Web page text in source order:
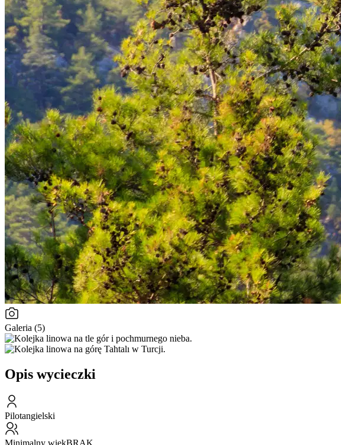
Galeria (5)
Opis wycieczki
Pilotangielski
Minimalny wiekBRAK